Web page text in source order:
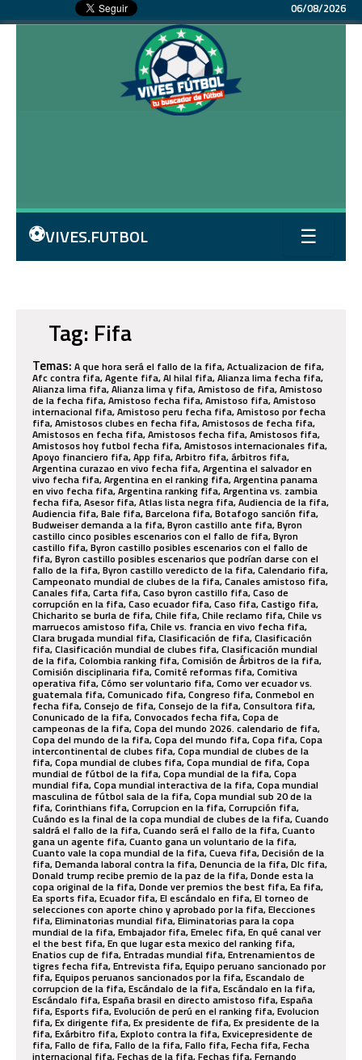
06/08/2026
⚽VIVES.FUTBOL ☰
Tag: Fifa
Temas: A que hora será el fallo de la fifa, Actualizacion de fifa, Afc contra fifa, Agente fifa, Al hilal fifa, Alianza lima fecha fifa, Alianza lima fifa, Alianza lima y fifa, Amistoso de fifa, Amistoso de la fecha fifa, Amistoso fecha fifa, Amistoso fifa, Amistoso internacional fifa, Amistoso peru fecha fifa, Amistoso por fecha fifa, Amistosos clubes en fecha fifa, Amistosos de fecha fifa, Amistosos en fecha fifa, Amistosos fecha fifa, Amistosos fifa, Amistosos hoy futbol fecha fifa, Amistosos internacionales fifa, Apoyo financiero fifa, App fifa, Arbitro fifa, árbitros fifa, Argentina curazao en vivo fecha fifa, Argentina el salvador en vivo fecha fifa, Argentina en el ranking fifa, Argentina panama en vivo fecha fifa, Argentina ranking fifa, Argentina vs. zambia fecha fifa, Asesor fifa, Atlas lista negra fifa, Audiencia de la fifa, Audiencia fifa, Bale fifa, Barcelona fifa, Botafogo sanción fifa, Budweiser demanda a la fifa, Byron castillo ante fifa, Byron castillo cinco posibles escenarios con el fallo de fifa, Byron castillo fifa, Byron castillo posibles escenarios con el fallo de fifa, Byron castillo posibles escenarios que podrían darse con el fallo de la fifa, Byron castillo veredicto de la fifa, Calendario fifa, Campeonato mundial de clubes de la fifa, Canales amistoso fifa, Canales fifa, Carta fifa, Caso byron castillo fifa, Caso de corrupción en la fifa, Caso ecuador fifa, Caso fifa, Castigo fifa, Chicharito se burla de fifa, Chile fifa, Chile reclamo fifa, Chile vs marruecos amistoso fifa, Chile vs. francia en vivo fecha fifa, Clara brugada mundial fifa, Clasificación de fifa, Clasificación fifa, Clasificación mundial de clubes fifa, Clasificación mundial de la fifa, Colombia ranking fifa, Comisión de Árbitros de la fifa, Comisión disciplinaria fifa, Comité reformas fifa, Comitiva operativa fifa, Cómo ser voluntario fifa, Como ver ecuador vs. guatemala fifa, Comunicado fifa, Congreso fifa, Conmebol en fecha fifa, Consejo de fifa, Consejo de la fifa, Consultora fifa, Conunicado de la fifa, Convocados fecha fifa, Copa de campeonas de la fifa, Copa del mundo 2026. calendario de fifa, Copa del mundo de la fifa, Copa del mundo fifa, Copa fifa, Copa intercontinental de clubes fifa, Copa mundial de clubes de la fifa, Copa mundial de clubes fifa, Copa mundial de fifa, Copa mundial de fútbol de la fifa, Copa mundial de la fifa, Copa mundial fifa, Copa mundial interactiva de la fifa, Copa mundial masculina de fútbol sala de la fifa, Copa mundial sub 20 de la fifa, Corinthians fifa, Corrupcion en la fifa, Corrupción fifa, Cuándo es la final de la copa mundial de clubes de la fifa, Cuando saldrá el fallo de la fifa, Cuando será el fallo de la fifa, Cuanto gana un agente fifa, Cuanto gana un voluntario de la fifa, Cuanto vale la copa mundial de la fifa, Cueva fifa, Decisión de la fifa, Demanda laboral contra la fifa, Denuncia de la fifa, Dlc fifa, Donald trump recibe premio de la paz de la fifa, Donde esta la copa original de la fifa, Donde ver premios the best fifa, Ea fifa, Ea sports fifa, Ecuador fifa, El escándalo en fifa, El torneo de selecciones con aporte chino y aprobado por la fifa, Elecciones fifa, Eliminatorias mundial fifa, Eliminatorias para la copa mundial de la fifa, Embajador fifa, Emelec fifa, En qué canal ver el the best fifa, En que lugar esta mexico del ranking fifa, Enatios cup de fifa, Entradas mundial fifa, Entrenamientos de tigres fecha fifa, Entrevista fifa, Equipo peruano sancionado por fifa, Equipos peruanos sancionados por la fifa, Escandalo de corrupcion de la fifa, Escándalo de la fifa, Escándalo en la fifa, Escándalo fifa, España brasil en directo amistoso fifa, España fifa, Esports fifa, Evolución de perú en el ranking fifa, Evolucion fifa, Ex dirigente fifa, Ex presidente de fifa, Ex presidente de la fifa, Exárbitro fifa, Exploto contra la fifa, Exvicepresidente de fifa, Fallo de fifa, Fallo de la fifa, Fallo fifa, Fecha fifa, Fecha internacional fifa, Fechas de la fifa, Fechas fifa, Fernando guerrero gafete fifa, Fichaje fifa, Fidalgo recibe el permiso de fifa, #FIFA, Fifa the best, Fifa +, Fifa 15, Fifa 16, Fifa 17, Fifa 17 campaña gay, Fifa 18, Fifa 18 bale, Fifa 18 demandado, Fifa 18 edición mundial, Fifa 18 mundial rusia, Fifa 18 navidad, Fifa 18 world cup, Fifa 18. fifa. ea sports, Fifa 18‬, Fifa 19, Fifa 20, Fifa 20. fifa 19, Fifa 20023, Fifa 2015, Fifa 2016, Fifa 2017, Fifa 2018, Fifa 2020, Fifa 2021, Fifa 2022, Fifa 2023, Fifa 2024, Fifa 2026, Fifa 2026 nuevo león, Fifa 21, Fifa 22, Fifa 22 cueva, Fifa 23, Fifa 23 christian cueva, Fifa 23 personajes, Fifa 23 perú, Fifa 24, Fifa 25, Fifa 26, Fifa 365, Fifa 98, Fifa a favor de byron castillo, Fifa abre expediente, Fifa abre expendiente, Fifa anuncia finalistas para the best, Fifa anunció calendario completo del mundial de clubes 2025, Fifa app, Fifa aprueba el aumento a 16 los equipos femeninos en los juegos olímpicos de los Ángeles 2028, Fifa arab cup 2021, Fifa argentina, Fifa arreglo de partido qatar 2022, Fifa atlético, Fifa balón de oro, Fifa balón de oro 2014, Fifa balón de oro 2015, Fifa busca poner fin al racismo y presentó propuesta severa, Fifa byron castillo, Fifa byron castillo resolucion, Fifa cambia mundial sub 17, Fifa caso byron castillo, Fifa caso ecuador, Fifa club world cup, Fifa club world cup 2025, Fifa clubes mundial qatar 2022, Fifa competitions for national teams, Fifa confederaciones, Fifa confederaciones 2017, Fifa confederations cup, Fifa confirmó el brasil vs argentina, Fifa consejos, Fifa corinthians, Fifa corrupción, Fifa costa rica, Fifa cwc, Fifa de ea sports, Fifa ea sports, Fifa eclub world cup, Fifa ecuador, Fifa eliminatorias, Fifa empate repechaje, Fifa en vivo, Fifa esports, Fifa eworld cup, Fifa expediente argentina, Fifa expresa, Fifa fallo alianza, Fifa fallo alianza lima, Fifa fallo sobre byron castillo, Fifa fan fest, Fifa fan fest cdmx, Fifa fan festival, Fifa fanfestival, Fifa fifpro, Fifa footbaal for schools, Fifa football for schools, Fifa forward, Fifa forward 3.0, Fifa fpf, Fifa fútbol, Fifa gate, Fifa gates, Fifa gratis, Fifa hace modificaciones en el mundial, Fifa homenajea a cristiano ronaldo, Fifa hoy, Fifa investiga a ecuador, Fifa juan aurich, Fifa levantó castigo a pumas, Fifa live, Fifa live score, Fifa live streaming, Fifa me debía ese dinero, Fifa mobile, Fifa modificó los puntos de perú, Fifa mundial, Fifa mundial 48, Fifa mundial cada dos años, Fifa mundial de clubes, Fifa mundial rusia, Fifa mundial sub 17, Fifa noticias, Fifa partidos, Fifa pass 2026, Fifa pass usa, Fifa pass visa, Fifa peru, Fifa player, Fifa plus, Fifa plus app, Fifa plus en vivo, Fifa plus flamengo vs. pyramids, Fifa plus pachuca vs real madrid, Fifa plus premios the best 2025, Fifa plus psg vs flamengo, Fifa plus psg vs flamengo en vivo, Fifa plus tv en vivo, Fifa points, Fifa pone aprueba la nueva tarjeta verde, Fifa premios, Fifa premios económicos, Fifa premios the best 2023, Fifa qualifiers 2023, Fifa quality pro, Fifa reglamento, Fifa repechaje, Fifa revela fecha de venta de boletos, Fifa sancion, Fifa sanción a perú, Fifa sanción atlas levantada, Fifa sancion corinthians, Fifa sancion juan aurich, Fifa sanción peru, Fifa sancion talleres, Fifa sanciona a argentina, Fifa sanciona a fmf por grito homofóbico, Fifa sanciona a jugadores de malasia, Fifa sede, Fifa series, Fifa series 2024, Fifa series 2026, Fifa series bolivia, Fifa series chile, Fifa series venezuela, Fifa sobre byron castillo, Fifa sporting cristal, Fifa stats, Fifa sub 20, Fifa suspende luis rubiales, Fifa suspensión israel, Fifa the best, Fifa the best 2017 en vivo, Fifa the best 2018, Fifa the best 2019, Fifa the best 2023, Fifa the best 2024, Fifa the best 2024 horario, Fifa the best horário, Fifa the bet, Fifa toty, Fifa tv, Fifa tv en vivo, Fifa tv youtube, Fifa u-20 womens world cup colombia 2024, Fifa u-20 women’s world cup colombia 2024, Fifa u-20 world cup, Fifa u17 womens world cup final, Fifa u17 womens world cup scores, Fifa u17 wwc colombia vs spain final, Fifa u17 wwc final, Fifa u17 wwc results, Fifa u17 wwc scores, Fifa u20 world cup argentina 2023, Fifa ultimate team, Fifa under-17 world cup, Fifa videojuego, Fifa wolrd cup, Fifa women world cup australia new zealand 2023, Fifa women's world cup, Fifa women's world cup, Fifa word cup, Fifa world cup, Fifa world cup 2006, Fifa world cup 2018, Fifa world cup 2018 live streaming, Fifa world cup 2018 news, Fifa world cup 2022, Fifa world cup 2022 schedule, Fifa world cup 2026, Fifa world cup 2026 - conmebol qualifiers, Fifa world cup 2026 live stream, Fifa world cup afc qualifiers, Fifa world cup asian qualifiers, Fifa world cup live score, Fifa world cup news, Fifa world cup qatar 2022, Fifa world cup qatar 2022™, Fifa world cup qualifiers streaming, Fifa world cup qualifying - concacaf, Fifa world cup qualifying - conmebol, Fifa world cup qualifying - uefa, Fifa world cup russia, Fifa world cup schedule, Fifa world cup streaming, Fifa world cup updates, Fifa y fútbol femenino, Fifa y marvel, Fifa y messi, Fifí sheinbaum fifa, Fifpro y fifa, Fixture qatar fifa, Florentino pérez critica a la fifa, Formaciones fifa, Fpf fifa, Fpf y fifa, Fraude a la fifa, Gabriel boric fifa, Gafete fifa, Gafetes fifa, Gianni infantino fifa, Guadalajara fifa, Guerrero fifa, Historia de la copa de la fifa, Hora y dónde ver el amistoso internacional por fecha fifa, Importancia ranking fifa, Incierto para fifa, Inteligencia artificial fifa, Irak fifa, Juego de leyendas de fifa, Juego de leyendas de la fifa, Juego de leyendas fifa, Juego fifa, Kevin de bruyne fifa, La vinotinto vs irak: cuándo juegan y dónde ver el amistoso por fecha fifa, Leyendas de la fifa, Leyendas fifa, Licencia fifa, Lionel messi. fifa, Los entresijos de la fifa, Lugar de méxico en el ránking fifa, Lugar de perú en el ranking fifa, Maradona demanda fifa, Mascotas de fifa, Mejor jugador de la fifa, Mensaje del director de la fifa, Messi festejo fifa, Messi fifa, México cae en ranking fifa, México en ranking